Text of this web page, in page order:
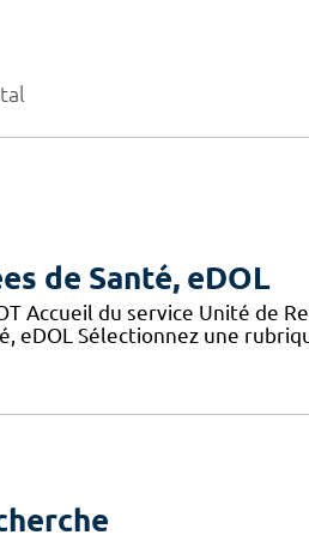
de Santé, eDOL
Accueil du service Unité de
eDOL Sélectionnez une